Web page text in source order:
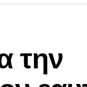
την